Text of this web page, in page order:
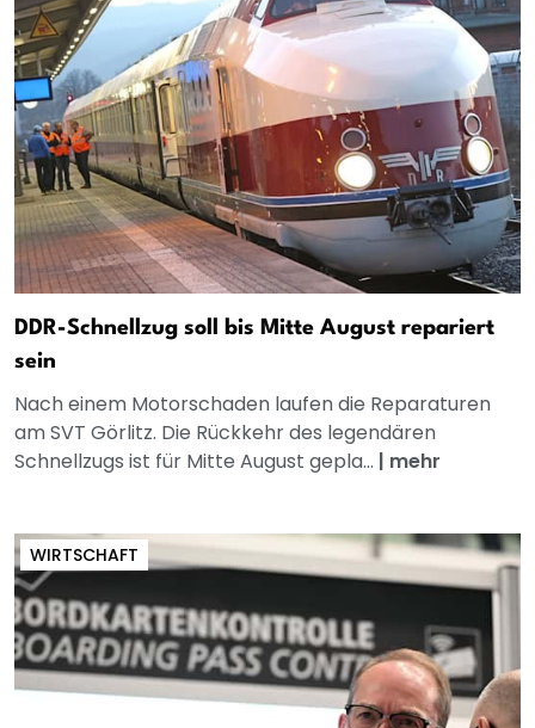
DDR-Schnellzug soll bis Mitte August repariert
sein
Nach einem Motorschaden laufen die Reparaturen
am SVT Görlitz. Die Rückkehr des legendären
Schnellzugs ist für Mitte August gepla... | mehr
WIRTSCHAFT